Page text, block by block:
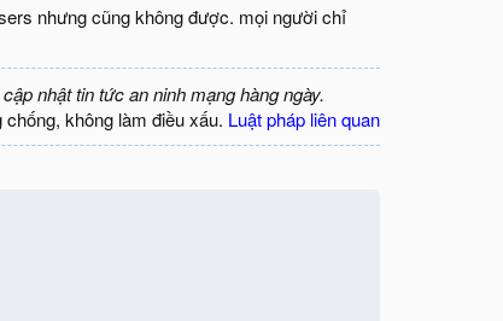
nhưng cũng không được. mọi người chỉ
nhật tin tức an ninh mạng hàng ngày.
không làm điều xấu. Luật pháp liên quan